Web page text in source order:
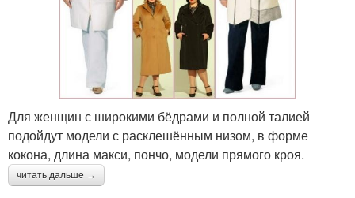
Для женщин с широкими бёдрами и полной талией
подойдут модели с расклешённым низом, в форме
кокона, длина макси, пончо, модели прямого кроя.
читать дальше →